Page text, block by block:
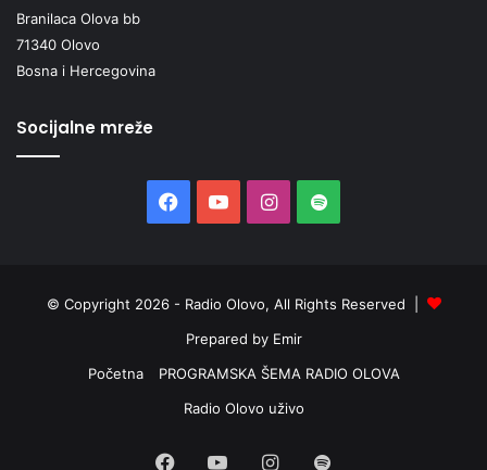
Branilaca Olova bb
71340 Olovo
Bosna i Hercegovina
Socijalne mreže
Facebook
YouTubeInstagram
Spotify
© Copyright 2026 - Radio Olovo, All Rights Reserved |
Prepared by Emir
Početna
PROGRAMSKA ŠEMA RADIO OLOVA
Radio Olovo uživo
Facebook
YouTubeInstagram
Spotify